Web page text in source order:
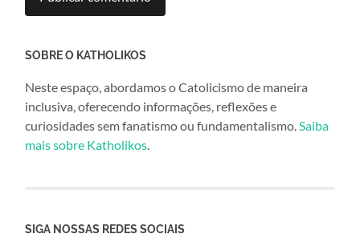
SOBRE O KATHOLIKOS
Neste espaço, abordamos o Catolicismo de maneira
inclusiva, oferecendo informações, reflexões e
curiosidades sem fanatismo ou fundamentalismo.Saiba
mais sobre Katholikos.
SIGA NOSSAS REDES SOCIAIS